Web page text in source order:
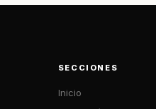
SECCIONES
Inicio